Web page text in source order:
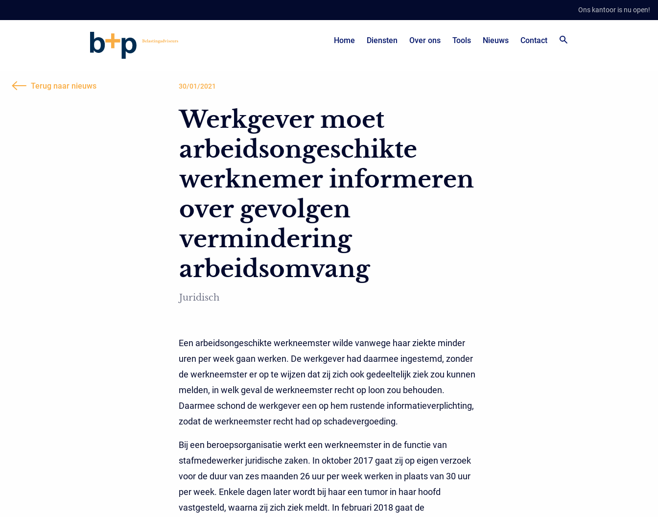
Ons kantoor is nu open!
Home Diensten Over ons Tools Nieuws Contact
Terug naar nieuws 30/01/2021
Werkgever moet
arbeidsongeschikte
werknemer informeren
over gevolgen
vermindering
arbeidsomvang
Juridisch
Een arbeidsongeschikte werkneemster wilde vanwege haar ziekte minder
uren per week gaan werken. De werkgever had daarmee ingestemd, zonder
de werkneemster er op te wijzen dat zij zich ook gedeeltelijk ziek zou kunnen
melden, in welk geval de werkneemster recht op loon zou behouden.
Daarmee schond de werkgever een op hem rustende informatieverplichting,
zodat de werkneemster recht had op schadevergoeding.
Bij een beroepsorganisatie werkt een werkneemster in de functie van
stafmedewerker juridische zaken. In oktober 2017 gaat zij op eigen verzoek
voor de duur van zes maanden 26 uur per week werken in plaats van 30 uur
per week. Enkele dagen later wordt bij haar een tumor in haar hoofd
vastgesteld, waarna zij zich ziek meldt. In februari 2018 gaat de